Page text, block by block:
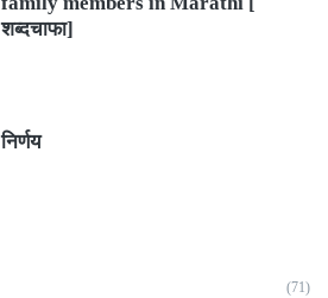
शब्दचाफा]
निर्णय
(71)